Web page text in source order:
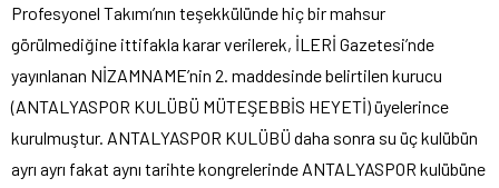
Profesyonel Takımı’nın teşekkülünde hiç bir mahsur
görülmediğine ittifakla karar verilerek, İLERİ Gazetesi’nde
yayınlanan NİZAMNAME’nin 2. maddesinde belirtilen kurucu
(ANTALYASPOR KULÜBÜ MÜTEŞEBBİS HEYETİ) üyelerince
kurulmuştur. ANTALYASPOR KULÜBÜ daha sonra su üç kulübün
ayrı ayrı fakat aynı tarihte kongrelerinde ANTALYASPOR kulübüne